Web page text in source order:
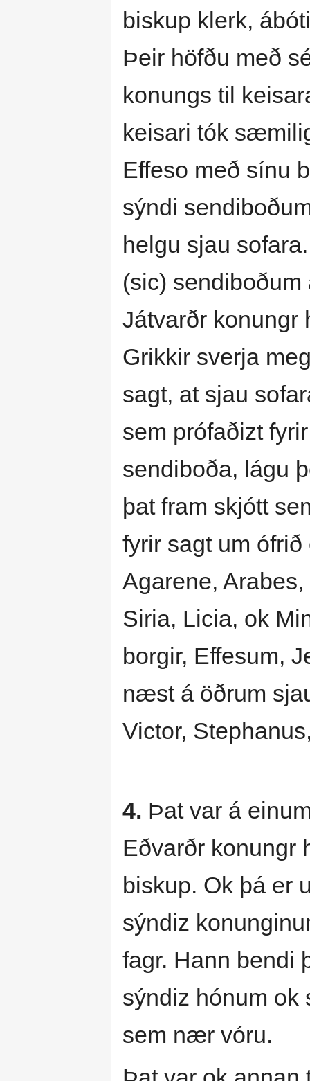
biskup klerk,
Þeir höfðu með
konungs til
keisari tók
Effeso með sínu
sýndi
helgu sjau
(sic)
Játvarðr konungr
Grikkir sverja
sagt, at sjau
sem prófaðizt
sendiboða, lágu
þat fram skjótt
fyrir sagt um
Agarene,
Siria, Licia, ok
borgir, Effesum,
næst á öðrum
Victor,
4. Þat var á
Eðvarðr konungr
biskup. Ok þá er
sýndiz
fagr. Hann bendi
sýndiz hónum ok
sem nær vóru.